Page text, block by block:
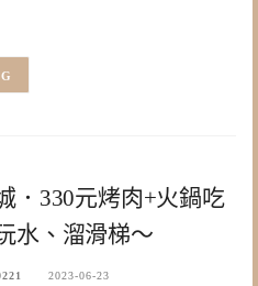
．330元烤肉+火鍋吃
水、溜滑梯～
2023-06-23